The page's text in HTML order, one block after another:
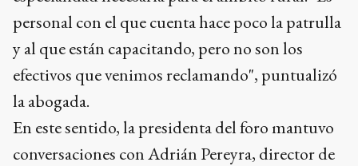
personal con el que cuenta hace poco la patrulla
y al que están capacitando, pero no son los
efectivos que venimos reclamando", puntualizó
la abogada.
En este sentido, la presidenta del foro mantuvo
conversaciones con Adrián Pereyra, director de